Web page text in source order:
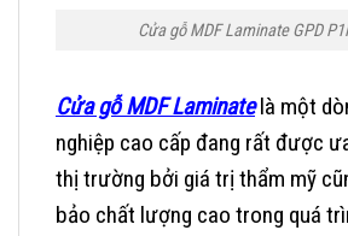
Cửa gỗ MDF Laminate GPD
Cửa gỗ MDF Laminatelà một
nghiệp cao cấp đang rất được
thị trường bởi giá trị thẩm mỹ
bảo chất lượng cao trong quá